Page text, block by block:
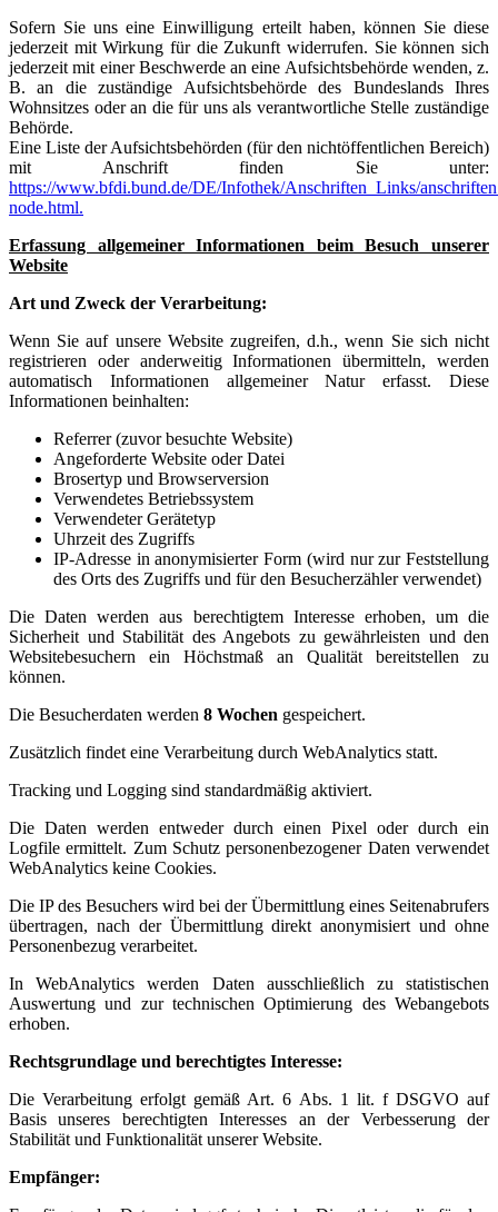
Sofern Sie uns eine Einwilligung erteilt haben, können Sie diese
jederzeit mit Wirkung für die Zukunft widerrufen. Sie können sich
jederzeit mit einer Beschwerde an eine Aufsichtsbehörde wenden, z.
B. an die zuständige Aufsichtsbehörde des Bundeslands Ihres
Wohnsitzes oder an die für uns als verantwortliche Stelle zuständige
Behörde.
Eine Liste der Aufsichtsbehörden (für den nichtöffentlichen Bereich)
mit Anschrift finden Sie unter:
https://www.bfdi.bund.de/DE/Infothek/Anschriften_Links/
node.html.
Erfassung allgemeiner Informationen beim Besuch unserer
Website
Art und Zweck der Verarbeitung:
Wenn Sie auf unsere Website zugreifen, d.h., wenn Sie sich nicht
registrieren oder anderweitig Informationen übermitteln, werden
automatisch Informationen allgemeiner Natur erfasst. Diese
Informationen beinhalten:
Referrer (zuvor besuchte Website)
Angeforderte Website oder Datei
Brosertyp und Browserversion
Verwendetes Betriebssystem
Verwendeter Gerätetyp
Uhrzeit des Zugriffs
IP-Adresse in anonymisierter Form (wird nur zur Feststellung
des Orts des Zugriffs und für den Besucherzähler verwendet)
Die Daten werden aus berechtigtem Interesse erhoben, um die
Sicherheit und Stabilität des Angebots zu gewährleisten und den
Websitebesuchern ein Höchstmaß an Qualität bereitstellen zu
können.
Die Besucherdaten werden 8 Wochen gespeichert.
Zusätzlich findet eine Verarbeitung durch WebAnalytics statt.
Tracking und Logging sind standardmäßig aktiviert.
Die Daten werden entweder durch einen Pixel oder durch ein
Logfile ermittelt. Zum Schutz personenbezogener Daten verwendet
WebAnalytics keine Cookies.
Die IP des Besuchers wird bei der Übermittlung eines Seitenabrufers
übertragen, nach der Übermittlung direkt anonymisiert und ohne
Personenbezug verarbeitet.
In WebAnalytics werden Daten ausschließlich zu statistischen
Auswertung und zur technischen Optimierung des Webangebots
erhoben.
Rechtsgrundlage und berechtigtes Interesse:
Die Verarbeitung erfolgt gemäß Art. 6 Abs. 1 lit. f DSGVO auf
Basis unseres berechtigten Interesses an der Verbesserung der
Stabilität und Funktionalität unserer Website.
Empfänger: